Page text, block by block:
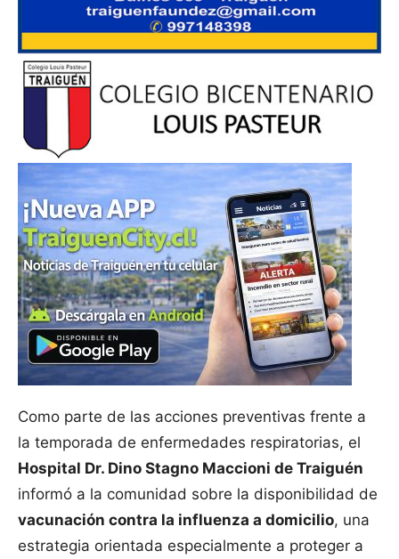
Como parte de las acciones preventivas frente a
la temporada de enfermedades respiratorias, el
Hospital Dr. Dino Stagno Maccioni de Traiguén
informó a la comunidad sobre la disponibilidad de
vacunación contra la influenza a domicilio, una
estrategia orientada especialmente a proteger a